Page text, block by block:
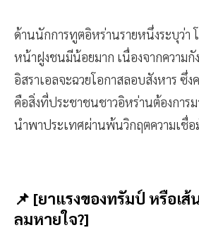
ด้านนักการทูตอิหร่านรายหนึ่งระบุว่า
หน้าฝูงชนมีน้อยมาก เนื่องจากความกั
อิสราเอลจะฉวยโอกาสลอบสังหาร ซึ่ง
คือสิ่งที่ประชาชนชาวอิหร่านต้องการ
นำพาประเทศผ่านพ้นวิกฤตความเชื่
📌 [ยาแรงของทรัมป์ หรือเ
ลมหายใจ?]